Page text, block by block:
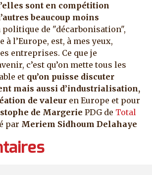
sont en compétition
beaucoup moins
politique de "décarbonisation",
à l’Europe, est, à mes yeux,
entreprises. Ce que je
c’est qu’on mette tous les
et qu’on puisse discuter
mais aussi d’industrialisation,
de valeur en Europe et pour
de Margerie PDG de Total
par Meriem Sidhoum Delahaye